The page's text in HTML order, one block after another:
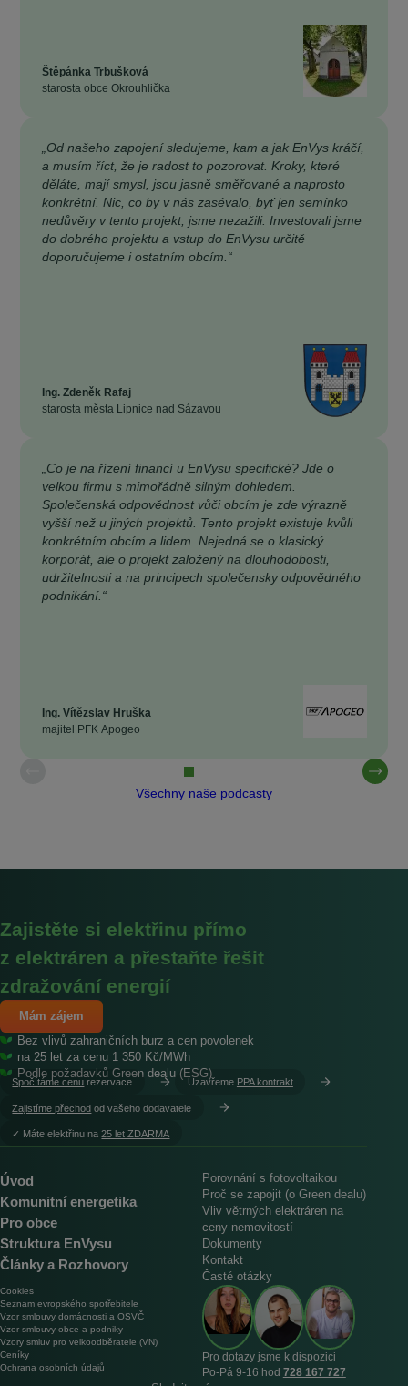
Štěpánka Trbušková
starosta obce Okrouhlička
„Od našeho zapojení sledujeme, kam a jak EnVys kráčí,
a musím říct, že je radost to pozorovat. Kroky, které
děláte, mají smysl, jsou jasně směřované a naprosto
konkrétní. Nic, co by v nás zasévalo, byť jen semínko
nedůvěry v tento projekt, jsme nezažili. Investovali jsme
do dobrého projektu a vstup do EnVysu určitě
doporučujeme i ostatním obcím.“
Ing. Zdeněk Rafaj
starosta města Lipnice nad Sázavou
„Co je na řízení financí u EnVysu specifické? Jde o
velkou firmu s mimořádně silným dohledem.
Společenská odpovědnost vůči obcím je zde výrazně
vyšší než u jiných projektů. Tento projekt existuje kvůli
konkrétním obcím a lidem. Nejedná se o klasický
korporát, ale o projekt založený na dlouhodobosti,
udržitelnosti a na principech společensky odpovědného
podnikání.“
Ing. Vítězslav Hruška
majitel PFK Apogeo
Všechny naše podcasty
Zajistěte si elektřinu přímo
z elektráren a přestaňte řešit
zdražování energií
Mám zájem
Bez vlivů zahraničních burz a cen povolenek
na 25 let za cenu 1 350 Kč/MWh
Podle požadavků Green dealu (ESG)
Spočítáme cenu rezervace Uzavřeme PPA kontrakt
Zajistíme přechod od vašeho dodavatele
︎✓ Máte elektřinu na25 let ZDARMA
Úvod
Komunitní energetika
Pro obce
Struktura EnVysu
Články a Rozhovory
Porovnání s fotovoltaikou
Proč se zapojit (o Green dealu)
Vliv větrných elektráren na
ceny nemovitostí
Dokumenty
Kontakt
Časté otázky
Cookies
Seznam evropského spotřebitele
Vzor smlouvy domácnosti a OSVČ
Vzor smlouvy obce a podniky
Vzory smluv pro velkoodběratele (VN)
Ceníky
Ochrana osobních údajů
Pro dotazy jsme k dispozici
Po‑Pá 9‑16 hod 728 167 727